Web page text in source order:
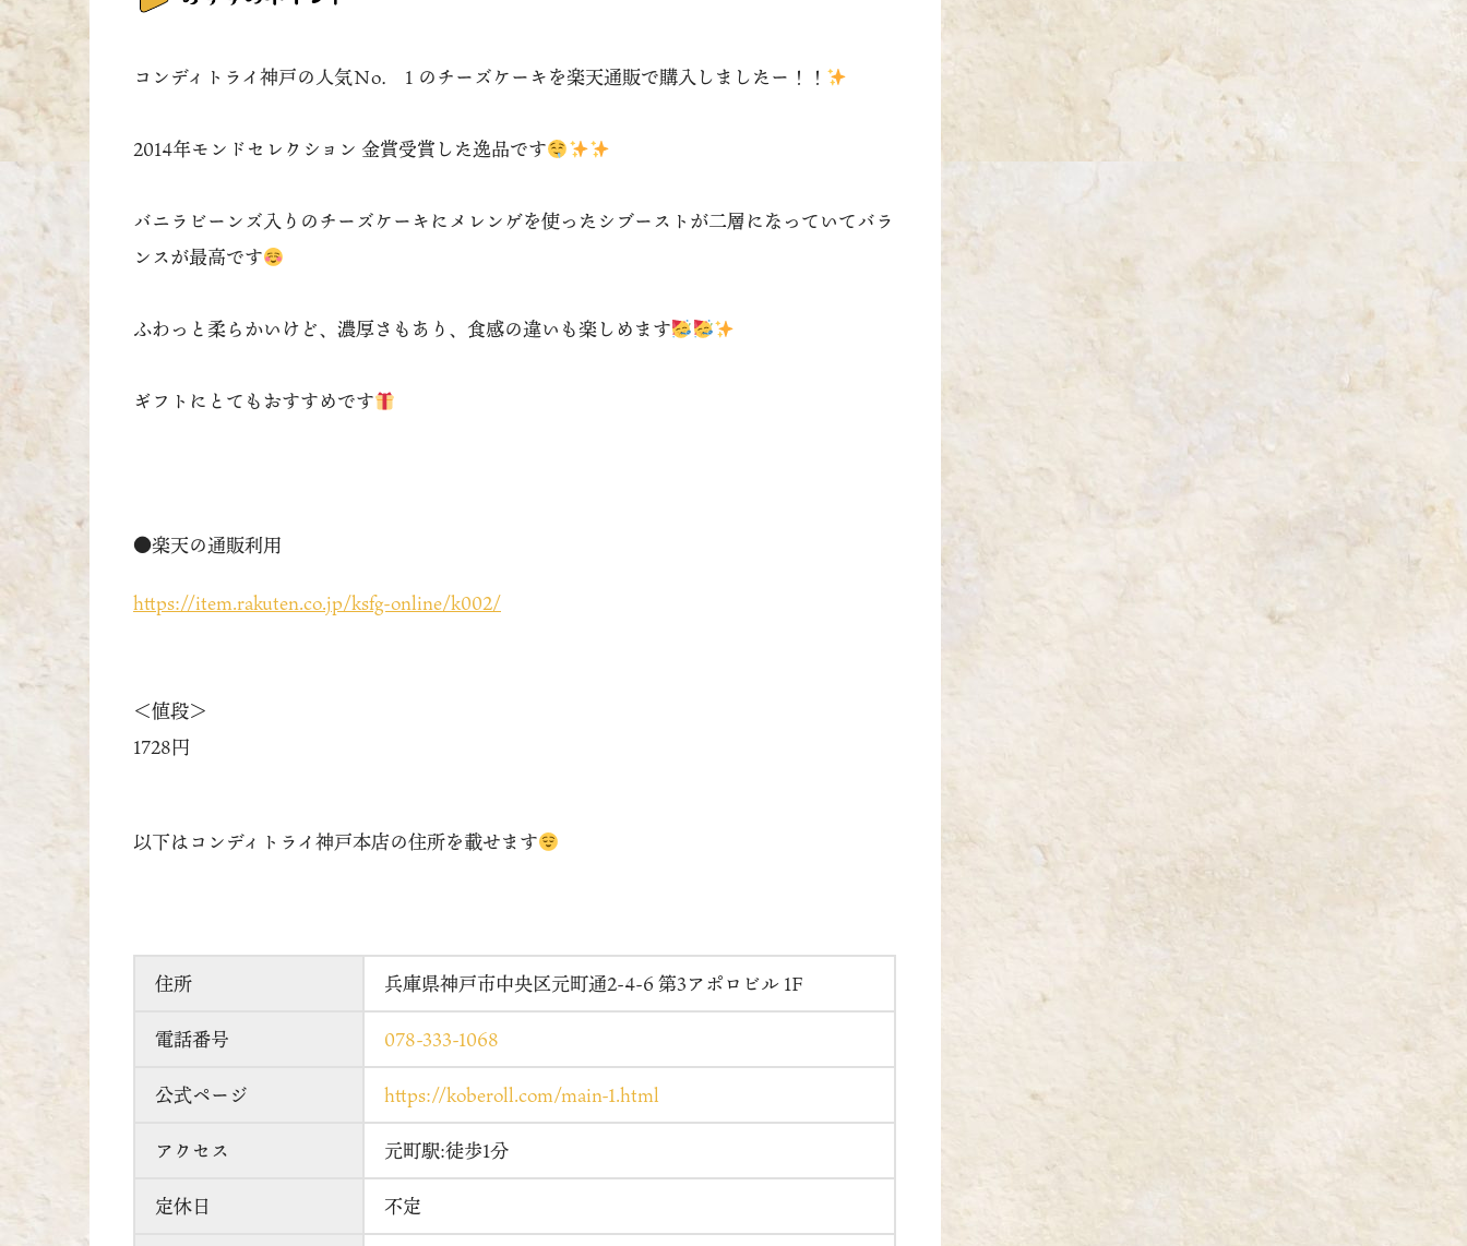
コンディトライ神戸の人気Ｎo．１のチーズケーキを楽天通販で購入しましたー！！
2014年モンドセレクション 金賞受賞した逸品です
バニラビーンズ入りのチーズケーキにメレンゲを使ったシブーストが二層になっていてバラ
ンスが最高です
ふわっと柔らかいけど、濃厚さもあり、食感の違いも楽しめます
ギフトにとてもおすすめです
●楽天の通販利用
https://item.rakuten.co.jp/ksfg-online/k002/
＜値段＞
1728円
以下はコンディトライ神戸本店の住所を載せます
住所 兵庫県神戸市中央区元町通2-4-6 第3アポロビル 1F
電話番号 078-333-1068
公式ページ https://koberoll.com/main-1.html
アクセス 元町駅:徒歩1分
定休日 不定